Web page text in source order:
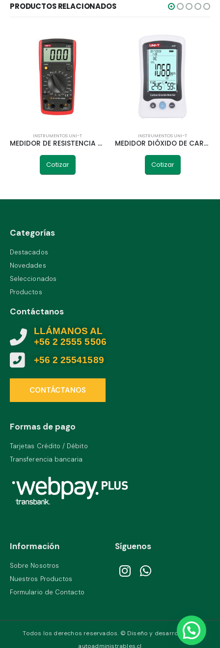
PRODUCTOS RELACIONADOS
INSTRUMENTOS UNI-T
MEDIDOR DE RESISTENCIA CAPACITIVA UT601 UNI-T
Cotizar
INSTRUMENTOS UNI-T
MEDIDOR DIÓXIDO DE CARBONO A37 UNI-T
Cotizar
Categorías
Destacados
Novedades
Seleccionados
Productos
Contáctanos
LLÁMANOS AL
+56 2 2555 5506
+56 2 25541589
CONTÁCTANOS
Formas de pago
Tarjetas Crédito / Débito
Transferencia bancaria
Información
Sobre Nosotros
Nuestros Productos
Formulario de Contacto
Síguenos
Todos los derechos reservados. © Diseño y desarrollo por
autoadministrables.cl